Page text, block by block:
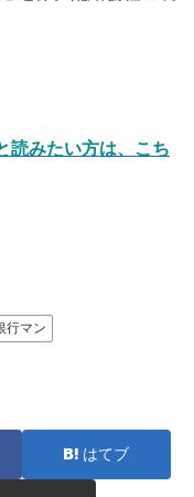
読みたい方は、こち
行マン
はてブ